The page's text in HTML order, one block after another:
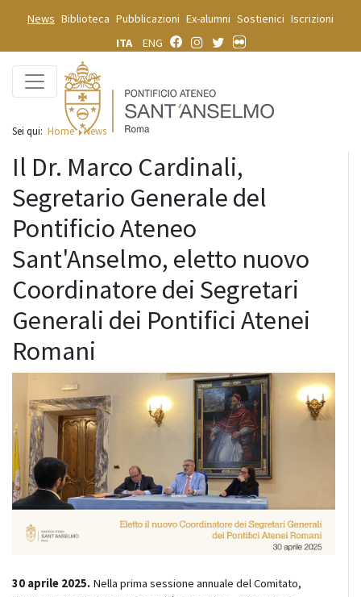
News Biblioteca Pubblicazioni Ex-alumni Sostienici Iscrizioni
ITA
ENG
Sei qui: Home News
Il Dr. Marco Cardinali,
Segretario Generale del
Pontificio Ateneo
Sant'Anselmo, eletto nuovo
Coordinatore dei Segretari
Generali dei Pontifici Atenei
Romani
30 aprile 2025. Nella prima sessione annuale del Comitato,